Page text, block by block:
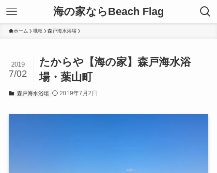
海の家ならBeach Flag
ホーム 職種 森戸海水浴場
たからや【海の家】森戸海水浴
場・葉山町
2019
7/02
森戸海水浴場 2019年7月2日